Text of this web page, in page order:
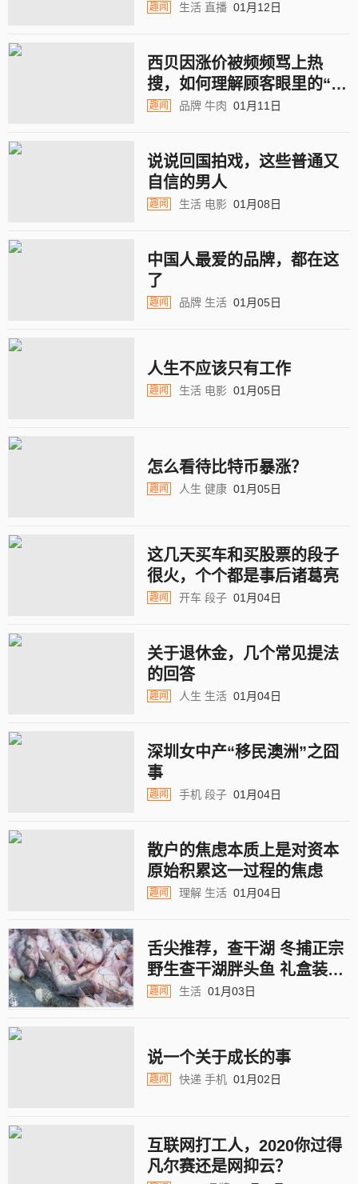
趣闻 生活 直播 01月12日
西贝因涨价被频频骂上热
搜，如何理解顾客眼里的“消
费值得”？
趣闻 品牌 牛肉 01月11日
说说回国拍戏，这些普通又
自信的男人
趣闻 生活 电影 01月08日
中国人最爱的品牌，都在这
了
趣闻 品牌 生活 01月05日
人生不应该只有工作
趣闻 生活 电影 01月05日
怎么看待比特币暴涨？
趣闻 人生 健康 01月05日
这几天买车和买股票的段子
很火，个个都是事后诸葛亮
趣闻 开车 段子 01月04日
关于退休金，几个常见提法
的回答
趣闻 人生 生活 01月04日
深圳女中产“移民澳洲”之囧
事
趣闻 手机 段子 01月04日
散户的焦虑本质上是对资本
原始积累这一过程的焦虑
趣闻 理解 生活 01月04日
舌尖推荐，查干湖 冬捕正宗
野生查干湖胖头鱼 礼盒装5
斤~25斤 88元起包邮
趣闻 生活 01月03日
说一个关于成长的事
趣闻 快递 手机 01月02日
互联网打工人，2020你过得
凡尔赛还是网抑云？